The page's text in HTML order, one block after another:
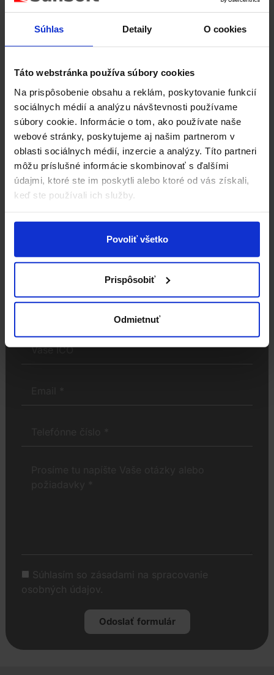
Súhlas Detaily O cookies
Táto webstránka používa súbory cookies
Na prispôsobenie obsahu a reklám, poskytovanie funkcií
sociálnych médií a analýzu návštevnosti používame
súbory cookie. Informácie o tom, ako používate naše
webové stránky, poskytujeme aj našim partnerom v
oblasti sociálnych médií, inzercie a analýzy. Títo partneri
môžu príslušné informácie skombinovať s ďalšími
údajmi, ktoré ste im poskytli alebo ktoré od vás získali,
keď ste používali ich služby.
Povoliť všetko
Prispôsobiť
Odmietnuť
efektívnejšia a náklady nižšie. Radi vám vytvoríme
ponuku na mieru. Konzultáciu s obchodným
+421 43 5831 100
Po-Pia: 7:30 - 16.00
hod.
Hviezdoslavovo nám.
1688/15
026 01 Dolný Kubín
Slovensko
Email
sunsoft@sunsoft.sk
Kompletná IT starostlivosť a
Vás
budú kontaktovať v čo najkratšom čase.
Súhlasím so zásadami na spracovanie
osobných údajov.
Odoslať formulár